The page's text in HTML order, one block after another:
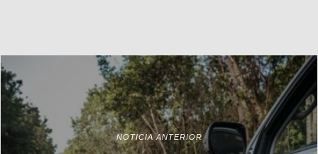
NOTICIA ANTERIOR